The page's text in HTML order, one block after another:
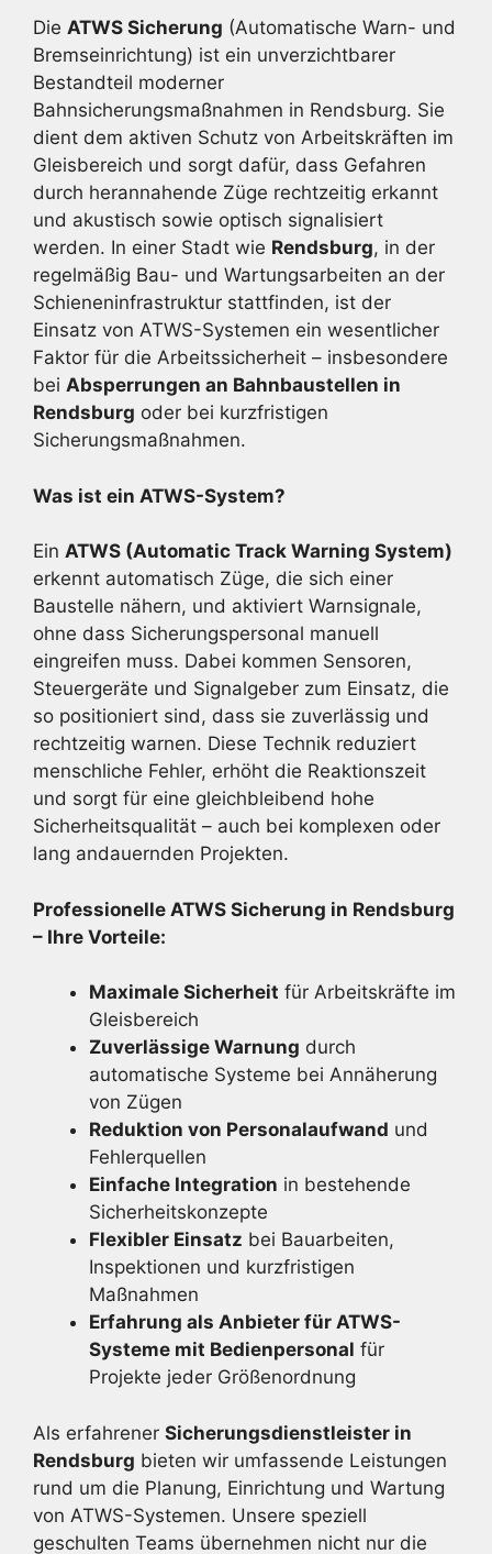
Die ATWS Sicherung (Automatische Warn- und
Bremseinrichtung) ist ein unverzichtbarer
Bestandteil moderner
Bahnsicherungsmaßnahmen in Rendsburg. Sie
dient dem aktiven Schutz von Arbeitskräften im
Gleisbereich und sorgt dafür, dass Gefahren
durch herannahende Züge rechtzeitig erkannt
und akustisch sowie optisch signalisiert
werden. In einer Stadt wie Rendsburg, in der
regelmäßig Bau- und Wartungsarbeiten an der
Schieneninfrastruktur stattfinden, ist der
Einsatz von ATWS-Systemen ein wesentlicher
Faktor für die Arbeitssicherheit – insbesondere
bei Absperrungen an Bahnbaustellen in
Rendsburg oder bei kurzfristigen
Sicherungsmaßnahmen.
Was ist ein ATWS-System?
Ein ATWS (Automatic Track Warning System)
erkennt automatisch Züge, die sich einer
Baustelle nähern, und aktiviert Warnsignale,
ohne dass Sicherungspersonal manuell
eingreifen muss. Dabei kommen Sensoren,
Steuergeräte und Signalgeber zum Einsatz, die
so positioniert sind, dass sie zuverlässig und
rechtzeitig warnen. Diese Technik reduziert
menschliche Fehler, erhöht die Reaktionszeit
und sorgt für eine gleichbleibend hohe
Sicherheitsqualität – auch bei komplexen oder
lang andauernden Projekten.
Professionelle ATWS Sicherung in Rendsburg
– Ihre Vorteile:
Maximale Sicherheit für Arbeitskräfte im
Gleisbereich
Zuverlässige Warnung durch
automatische Systeme bei Annäherung
von Zügen
Reduktion von Personalaufwand und
Fehlerquellen
Einfache Integration in bestehende
Sicherheitskonzepte
Flexibler Einsatz bei Bauarbeiten,
Inspektionen und kurzfristigen
Maßnahmen
Erfahrung als Anbieter für ATWS-
Systeme mit Bedienpersonal für
Projekte jeder Größenordnung
Als erfahrener Sicherungsdienstleister in
Rendsburg bieten wir umfassende Leistungen
rund um die Planung, Einrichtung und Wartung
von ATWS-Systemen. Unsere speziell
geschulten Teams übernehmen nicht nur die